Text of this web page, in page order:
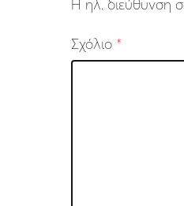
Η ηλ. διεύθυνση
Σχόλιο *